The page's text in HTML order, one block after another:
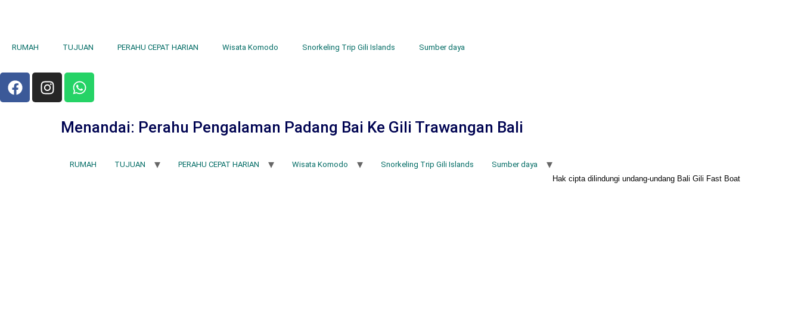
RUMAH TUJUAN PERAHU CEPAT HARIAN Wisata Komodo Snorkeling Trip Gili Islands Sumber daya
Menandai: Perahu Pengalaman Padang Bai Ke Gili Trawangan Bali
RUMAH TUJUAN PERAHU CEPAT HARIAN Wisata Komodo Snorkeling Trip Gili Islands
Sumber daya
Hak cipta dilindungi undang-undang Bali Gili Fast Boat